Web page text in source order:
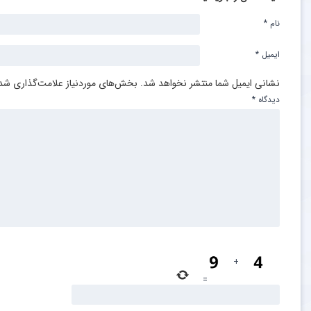
نشانی ایمیل شما منتشر نخواهد شد. بخش‌های موردنیاز علامت‌گذاری
دیدگاه *
نام *
ایمیل *
+
=